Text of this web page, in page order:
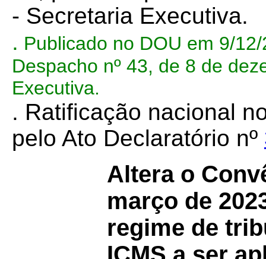
- Secretaria Executiva.
. Publicado no DOU em 9/
Despacho nº 43, de 8 de
Executiva.
. Ratificação nacional
pelo Ato Declaratório nº
Altera o
março de
regime de